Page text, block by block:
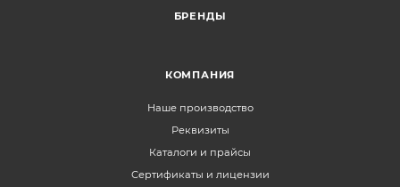
БРЕНДЫ
КОМПАНИЯ
Наше производство
Реквизиты
Каталоги и прайсы
Сертификаты и лицензии